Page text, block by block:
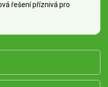
řešení příznivá pro